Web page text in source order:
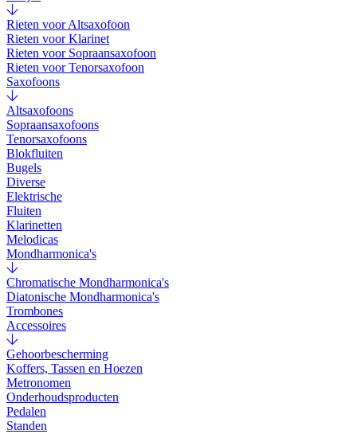
Rieten voor Altsaxofoon
Rieten voor Klarinet
Rieten voor Sopraansaxofoon
Rieten voor Tenorsaxofoon
Saxofoons
Altsaxofoons
Sopraansaxofoons
Tenorsaxofoons
Blokfluiten
Bugels
Diverse
Elektrische
Fluiten
Klarinetten
Melodicas
Mondharmonica's
Chromatische Mondharmonica's
Diatonische Mondharmonica's
Trombones
Accessoires
Gehoorbescherming
Koffers, Tassen en Hoezen
Metronomen
Onderhoudsproducten
Pedalen
Standen